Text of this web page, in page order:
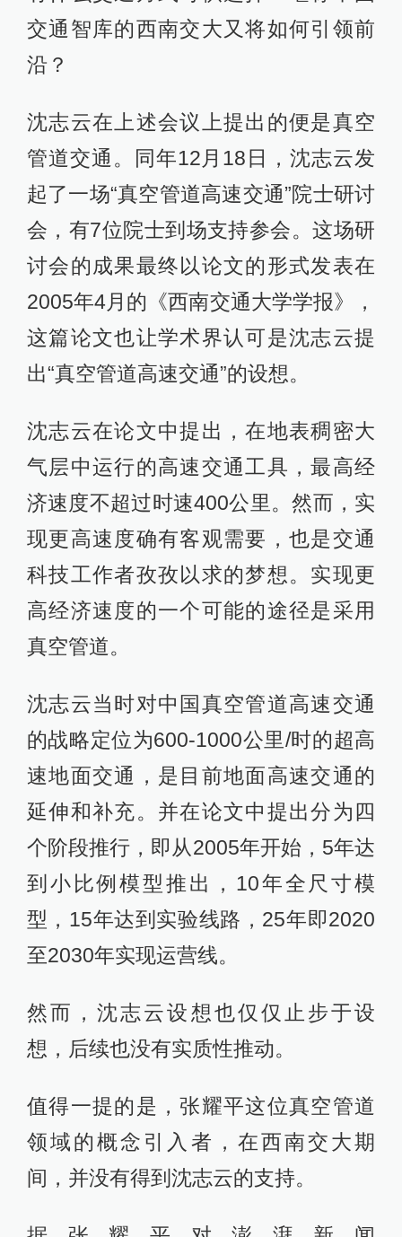
交通智库的西南交大又将如何引领前
沿？
沈志云在上述会议上提出的便是真空
管道交通。同年12月18日，沈志云发
起了一场“真空管道高速交通”院士研讨
会，有7位院士到场支持参会。这场研
讨会的成果最终以论文的形式发表在
2005年4月的《西南交通大学学报》，
这篇论文也让学术界认可是沈志云提
出“真空管道高速交通”的设想。
沈志云在论文中提出，在地表稠密大
气层中运行的高速交通工具，最高经
济速度不超过时速400公里。然而，实
现更高速度确有客观需要，也是交通
科技工作者孜孜以求的梦想。实现更
高经济速度的一个可能的途径是采用
真空管道。
沈志云当时对中国真空管道高速交通
的战略定位为600-1000公里/时的超高
速地面交通，是目前地面高速交通的
延伸和补充。并在论文中提出分为四
个阶段推行，即从2005年开始，5年达
到小比例模型推出，10年全尺寸模
型，15年达到实验线路，25年即2020
至2030年实现运营线。
然而，沈志云设想也仅仅止步于设
想，后续也没有实质性推动。
值得一提的是，张耀平这位真空管道
领域的概念引入者，在西南交大期
间，并没有得到沈志云的支持。